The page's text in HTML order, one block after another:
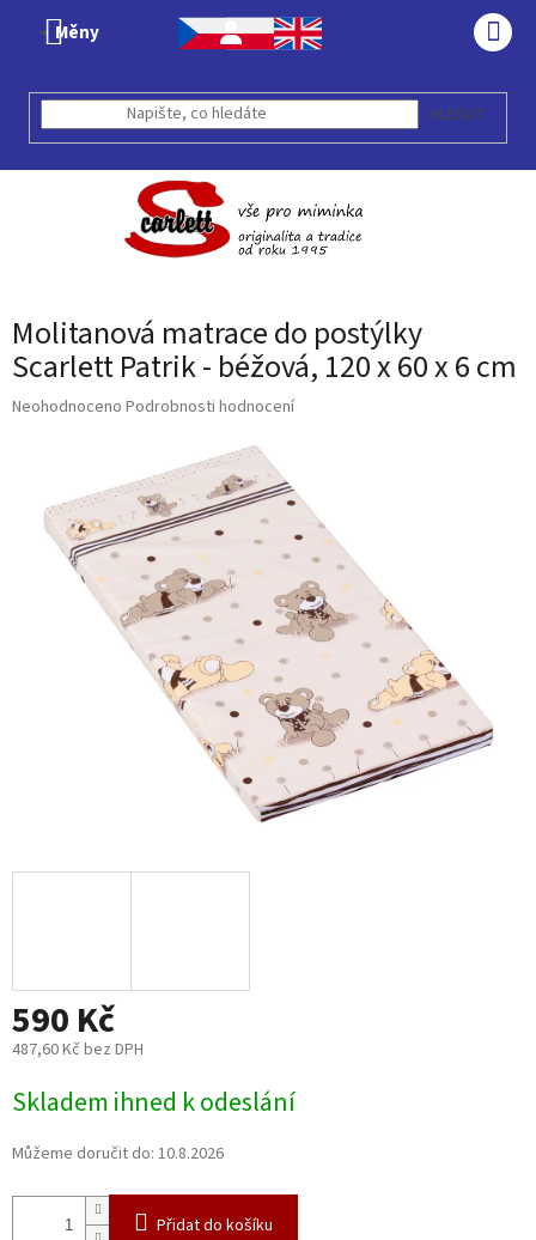
Měny
HLEDAT
Molitanová matrace do postýlky
Scarlett Patrik - béžová, 120 x 60 x 6 cm
Průměrné
hvězdiček.
Neohodnoceno Podrobnosti hodnocení
590 Kč
487,60 Kč bez DPH
cena:
Skladem ihned k odeslání
Můžeme doručit do: 10.8.2026
Přidat do košíku